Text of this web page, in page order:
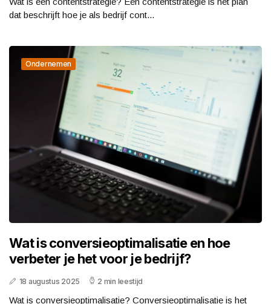
dat beschrijft hoe je als bedrijf cont...
Ondernemen
Wat is conversieoptimalisatie en hoe
verbeter je het voor je bedrijf?
18 augustus 2025 2 min leestijd
Wat is conversieoptimalisatie? Conversieoptimalisatie is het